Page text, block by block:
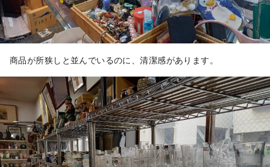
商品が所狭しと並んでいるのに、清潔感があります。